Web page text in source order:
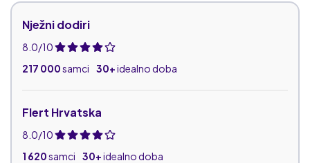
Nježni dodiri
8.0/10
217 000samci 30+idealno doba
Flert Hrvatska
8.0/10
1 620samci 30+idealno doba